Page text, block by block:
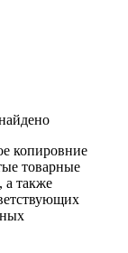
копировние
товарные
а также